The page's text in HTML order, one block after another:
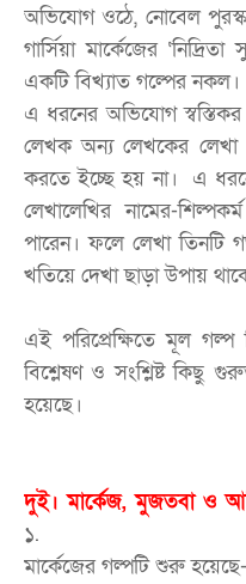
অভিযোগ ওঠে, নোবেল
গার্সিয়া মার্কেজের
একটি বিখ্যাত গল্পের নকল।
এ ধরনের অভিযোগ
লেখক অন্য লেখকের লেখা
করতে ইচ্ছে হয় না। এ
লেখালেখির নামের-
পারেন। ফলে লেখা তিনটি
খতিয়ে দেখা ছাড়া উপায়
এই পরিপ্রেক্ষিতে মূল
বিশ্লেষণ ও সংশ্লিষ্ট কিছু
হয়েছে।
দুই। মার্কেজ, মুজতবা ও
১.
মার্কেজের গল্পটি শুরু